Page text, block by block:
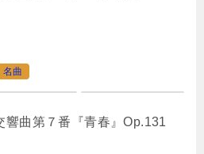
名曲